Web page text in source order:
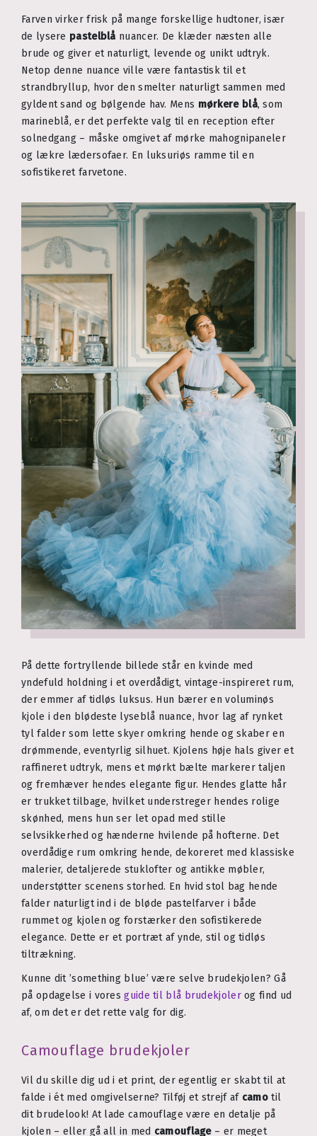
Farven virker frisk på mange forskellige hudtoner, især
de lysere pastelblå nuancer. De klæder næsten alle
brude og giver et naturligt, levende og unikt udtryk.
Netop denne nuance ville være fantastisk til et
strandbryllup, hvor den smelter naturligt sammen med
gyldent sand og bølgende hav. Mens mørkere blå, som
marineblå, er det perfekte valg til en reception efter
solnedgang – måske omgivet af mørke mahognipaneler
og lækre lædersofaer. En luksuriøs ramme til en
sofistikeret farvetone.
På dette fortryllende billede står en kvinde med
yndefuld holdning i et overdådigt, vintage-inspireret rum,
der emmer af tidløs luksus. Hun bærer en voluminøs
kjole i den blødeste lyseblå nuance, hvor lag af rynket
tyl falder som lette skyer omkring hende og skaber en
drømmende, eventyrlig silhuet. Kjolens høje hals giver et
raffineret udtryk, mens et mørkt bælte markerer taljen
og fremhæver hendes elegante figur. Hendes glatte hår
er trukket tilbage, hvilket understreger hendes rolige
skønhed, mens hun ser let opad med stille
selvsikkerhed og hænderne hvilende på hofterne. Det
overdådige rum omkring hende, dekoreret med klassiske
malerier, detaljerede stuklofter og antikke møbler,
understøtter scenens storhed. En hvid stol bag hende
falder naturligt ind i de bløde pastelfarver i både
rummet og kjolen og forstærker den sofistikerede
elegance. Dette er et portræt af ynde, stil og tidløs
tiltrækning.
Kunne dit ’something blue’ være selve brudekjolen? Gå
på opdagelse i voresguide til blå brudekjoler og find ud
af, om det er det rette valg for dig.
Camouflage brudekjoler
Vil du skille dig ud i et print, der egentlig er skabt til at
falde i ét med omgivelserne? Tilføj et strejf af camotil
dit brudelook! At lade camouflage være en detalje på
kjolen – eller gå all in med camouflage– er meget